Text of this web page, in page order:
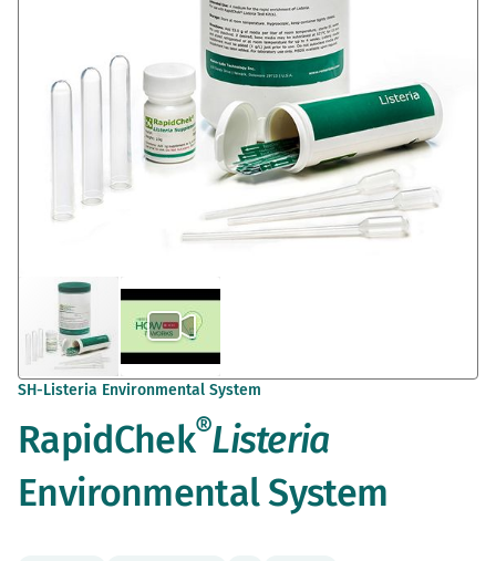
Saltar
comienzo
de
galería
SH-Listeria Environmental System
RapidChek®Listeria
Environmental System